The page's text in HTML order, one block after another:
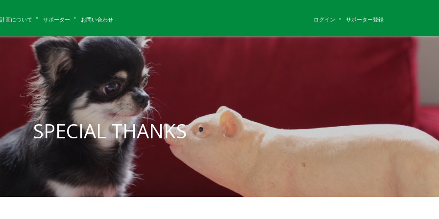
ログイン サポーター登録
計画について サポーター お問い合わせ
SPECIAL THANKS